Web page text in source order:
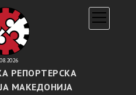
РЕПОРТЕРСКА
МАКЕДОНИЈА
open
menu